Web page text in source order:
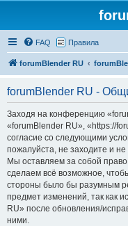
FAQ Правила
forumBlender RU
forumBlender RU -
Заходя на конференцию
«forumBlender RU», «https://
согласие со следующими
пожалуйста, не заходите и
Мы оставляем за собой
сделаем всё возможное,
стороны было бы разумным
предмет изменений, так как
RU» после обновления/
ними.